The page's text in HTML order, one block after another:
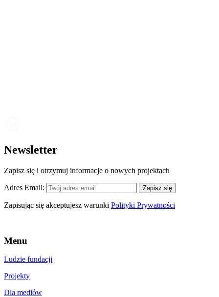
Newsletter
Zapisz się i otrzymuj informacje o nowych projektach
Adres Email: Zapisz się
Zapisując się akceptujesz warunki Polityki Prywatności
Menu
Ludzie fundacji
Projekty
Dla mediów